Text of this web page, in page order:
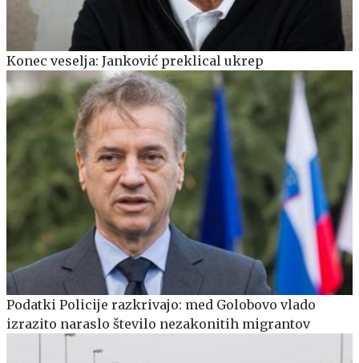
Konec veselja: Janković preklical ukrep
Podatki Policije razkrivajo: med Golobovo vlado
izrazito naraslo število nezakonitih migrantov